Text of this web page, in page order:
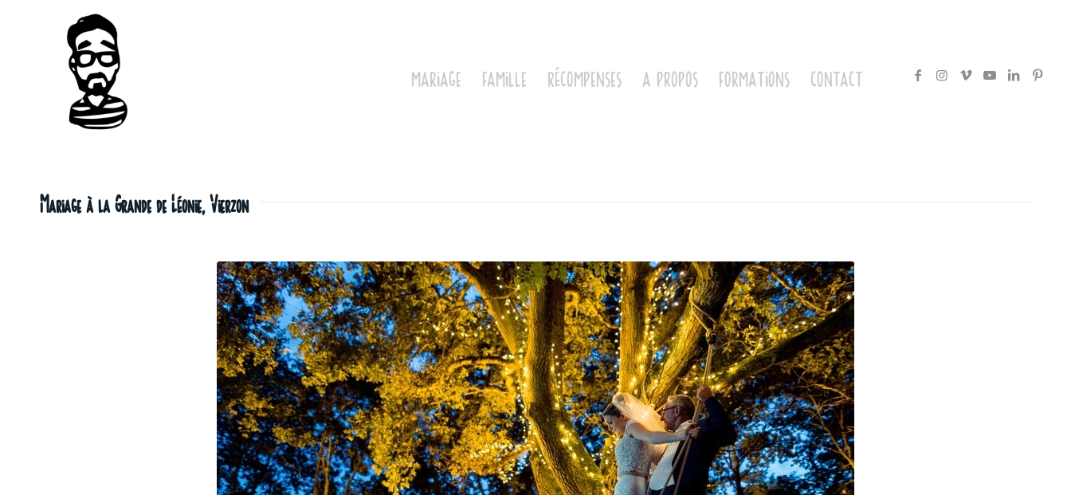
mariage famille récompenses a propos formations contact
Mariage à la Grande de Léonie, Vierzon